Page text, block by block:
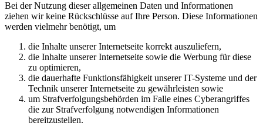
Bei der Nutzung dieser allgemeinen Daten und Informationen
ziehen wir keine Rückschlüsse auf Ihre Person. Diese Informationen
werden vielmehr benötigt, um
die Inhalte unserer Internetseite korrekt auszuliefern,
die Inhalte unserer Internetseite sowie die Werbung für diese
zu optimieren,
die dauerhafte Funktionsfähigkeit unserer IT-Systeme und der
Technik unserer Internetseite zu gewährleisten sowie
um Strafverfolgungsbehörden im Falle eines Cyberangriffes
die zur Strafverfolgung notwendigen Informationen
bereitzustellen.